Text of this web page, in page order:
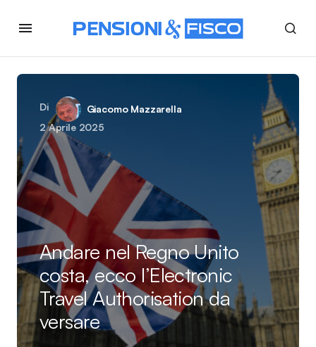
Di
Giacomo Mazzarella
2 Aprile 2025
Andare nel Regno Unito
costa, ecco l’Electronic
Travel Authorisation da
versare